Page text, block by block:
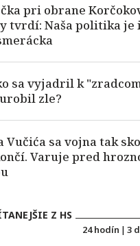
pri obrane
tvrdí: Naša politika je
sa vyjadril k
zle?
Vučića sa vojna tak
Varuje pred
Z HS
24 hodín | 3